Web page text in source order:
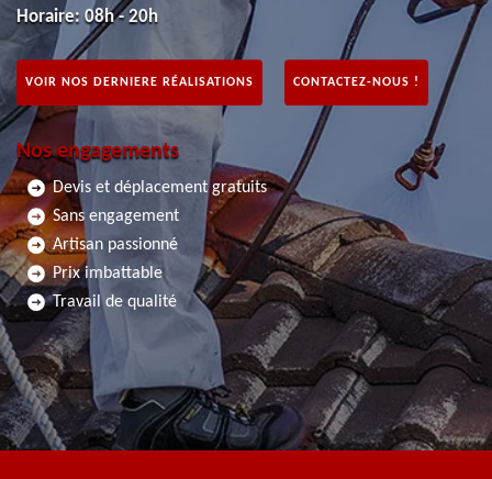
Horaire: 08h - 20h
VOIR NOS DERNIERE RÉALISATIONS CONTACTEZ-NOUS !
Nos engagements
Devis et déplacement gratuits
Sans engagement
Artisan passionné
Prix imbattable
Travail de qualité